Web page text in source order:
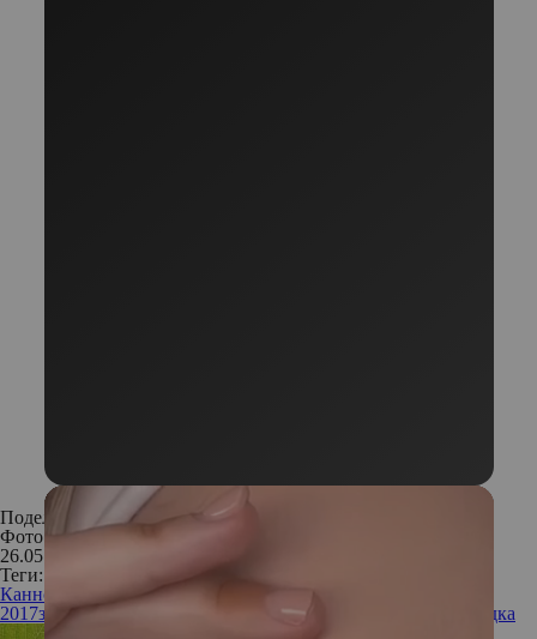
Поделиться:
Фото: Instagram
26.05.2017
Теги:
Каннский кинофестиваль 2017
Канны
2017звездыприческа фестиваль укладка